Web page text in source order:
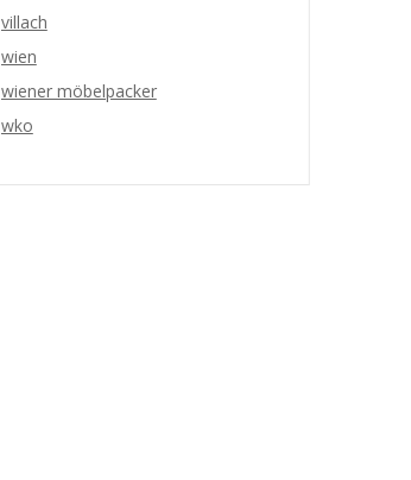
villach
wien
wiener möbelpacker
wko